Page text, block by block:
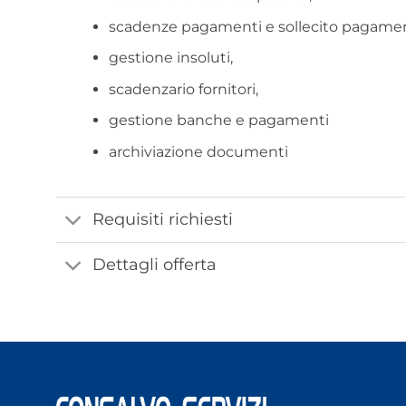
scadenze pagamenti e sollecito
gestione insoluti,
scadenzario fornitori,
gestione banche e pagamenti
archiviazione documenti
Requisiti richiesti
Dettagli offerta